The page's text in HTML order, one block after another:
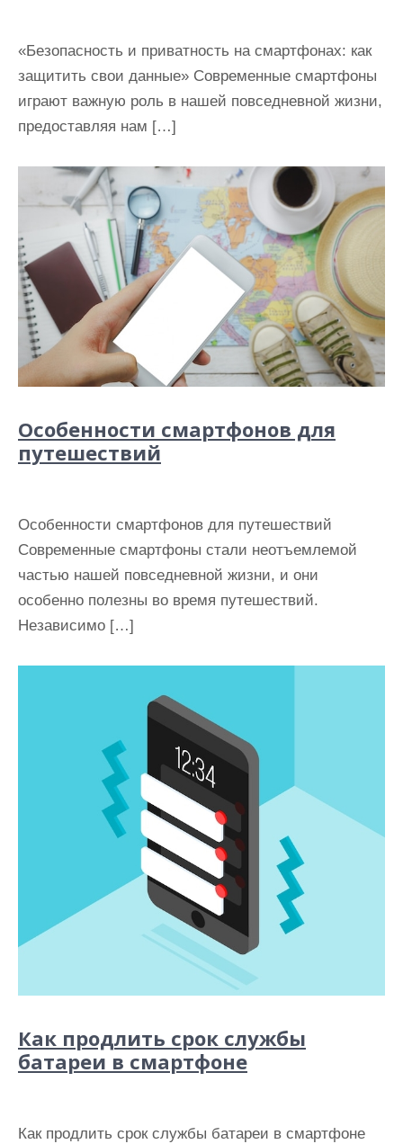
«Безопасность и приватность на смартфонах: как
защитить свои данные» Современные смартфоны
играют важную роль в нашей повседневной жизни,
предоставляя нам […]
Особенности смартфонов для
путешествий
Особенности смартфонов для путешествий
Современные смартфоны стали неотъемлемой
частью нашей повседневной жизни, и они
особенно полезны во время путешествий.
Независимо […]
Как продлить срок службы
батареи в смартфоне
Как продлить срок службы батареи в смартфоне